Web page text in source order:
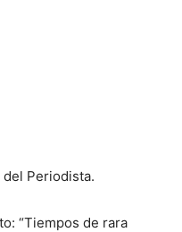
Periodista.
“Tiempos de rara